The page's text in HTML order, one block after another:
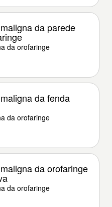
da parede
da orofaringe
da fenda
da orofaringe
da orofaringe
da orofaringe